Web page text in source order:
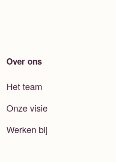
Over ons
Het team
Onze visie
Werken bij